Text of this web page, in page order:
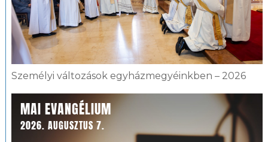
Személyi változások egyházmegyéinkben – 2026
MAI EVANGÉLIUM
2026. AUGUSZTUS 7.